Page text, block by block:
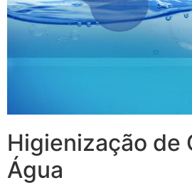
Higienização de
Água